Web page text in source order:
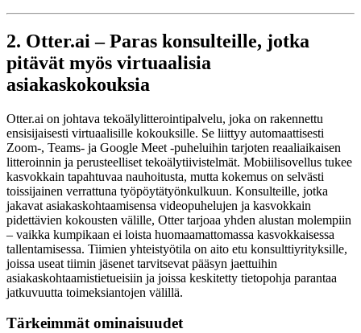
2. Otter.ai – Paras konsulteille, jotka
pitävät myös virtuaalisia
asiakaskokouksia
Otter.ai on johtava tekoälylitterointipalvelu, joka on rakennettu
ensisijaisesti virtuaalisille kokouksille. Se liittyy automaattisesti
Zoom-, Teams- ja Google Meet -puheluihin tarjoten reaaliaikaisen
litteroinnin ja perusteelliset tekoälytiivistelmät. Mobiilisovellus tukee
kasvokkain tapahtuvaa nauhoitusta, mutta kokemus on selvästi
toissijainen verrattuna työpöytätyönkulkuun. Konsulteille, jotka
jakavat asiakaskohtaamisensa videopuhelujen ja kasvokkain
pidettävien kokousten välille, Otter tarjoaa yhden alustan molempiin
– vaikka kumpikaan ei loista huomaamattomassa kasvokkaisessa
tallentamisessa. Tiimien yhteistyötila on aito etu konsulttiyrityksille,
joissa useat tiimin jäsenet tarvitsevat pääsyn jaettuihin
asiakaskohtaamistietueisiin ja joissa keskitetty tietopohja parantaa
jatkuvuutta toimeksiantojen välillä.
Tärkeimmät ominaisuudet